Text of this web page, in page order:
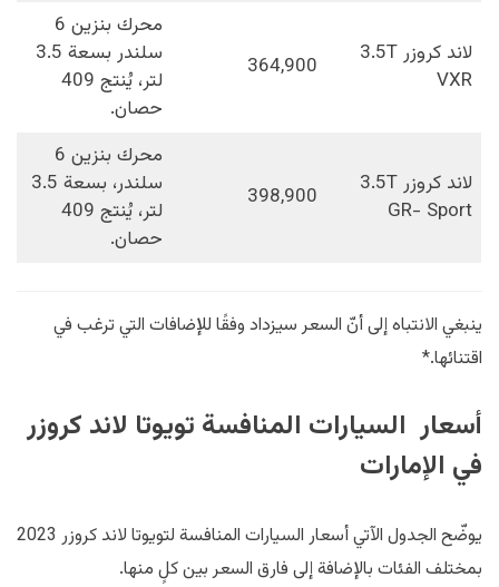
لاند كروزر 3.5T
VXR
364,900
محرك بنزين 6
سلندر بسعة 3.5
لتر، يُنتج 409
حصان.
لاند كروزر 3.5T
GR- Sport
398,900
محرك بنزين 6
سلندر، بسعة 3.5
لتر، يُنتج 409
حصان.
ينبغي الانتباه إلى أنّ السعر سيزداد وفقًا للإضافات التي ترغب في
اقتنائها.*
أسعار السيارات المنافسة تويوتا لاند كروزر
في الإمارات
يوضّح الجدول الآتي أسعار السيارات المنافسة لتويوتا لاند كروزر 2023
بمختلف الفئات بالإضافة إلى فارق السعر بين كلٍ منها.